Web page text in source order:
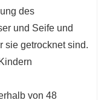
des
und Seife und
sie getrocknet sind.
von 48